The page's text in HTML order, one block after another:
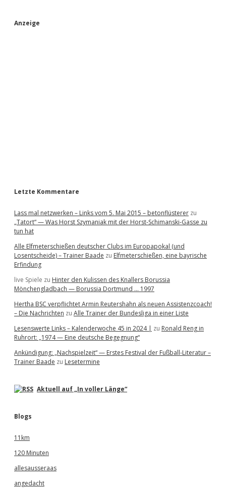
S
Anzeige
Letzte Kommentare
Lass mal netzwerken – Links vom 5. Mai 2015 – betonflüsterer zu
„Tatort“ — Was Horst Szymaniak mit der Horst-Schimanski-Gasse zu
tun hat
Alle Elfmeterschießen deutscher Clubs im Europapokal (und
Losentscheide) – Trainer Baade zu Elfmeterschießen, eine bayrische
Erfindung
live Spiele zu Hinter den Kulissen des Knallers Borussia
Mönchengladbach — Borussia Dortmund … 1997
Hertha BSC verpflichtet Armin Reutershahn als neuen Assistenzcoach!
– Die Nachrichten zu Alle Trainer der Bundesliga in einer Liste
Lesenswerte Links – Kalenderwoche 45 in 2024 | zu Ronald Reng in
Ruhrort: „1974 — Eine deutsche Begegnung“
Ankündigung: „Nachspielzeit“ — Erstes Festival der Fußball-Literatur –
Trainer Baade zu Lesetermine
Aktuell auf „In voller Länge“
Blogs
11km
120 Minuten
allesausseraas
angedacht